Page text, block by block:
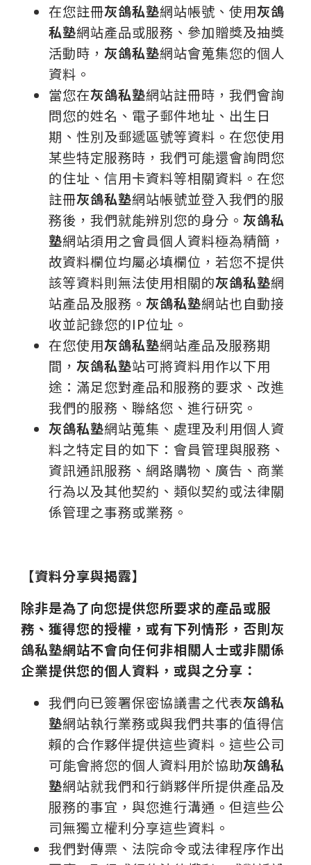
在您註冊灰鴿私塾網站帳號、使用灰鴿
私塾網站產品或服務、參加贈獎及抽獎
活動時， 灰鴿私塾網站會蒐集您的個人
資料。
當您在灰鴿私塾網站註冊時，我們會詢
問您的姓名、電子郵件地址、出生日
期、性別及郵遞區號等資料。在您使用
某些特定服務時，我們可能還會詢問您
的住址、信用卡資料等相關資料。在您
註冊灰鴿私塾網站帳號並登入我們的服
務後，我們就能辨別您的身分。 灰鴿私
塾網站須用之會員個人資料極為精簡，
故資料欄位均屬必填欄位，若您不提供
該等資料則無法使用相關的灰鴿私塾網
站產品及服務。 灰鴿私塾網站也自動接
收並記錄您的IP位址。
在您使用灰鴿私塾網站產品及服務期
間， 灰鴿私塾站可將資料用作以下用
途：滿足您對產品和服務的要求、改進
我們的服務、聯絡您、進行研究。
灰鴿私塾網站蒐集、處理及利用個人資
料之特定目的如下：會員管理與服務、
資訊通訊服務、網路購物、廣告、商業
行為以及其他契約、類似契約或法律關
係管理之事務或業務。
【資料分享與揭露】
除非是為了向您提供您所要求的產品或服
務、獲得您的授權，或有下列情形，否則灰
鴿私塾網站不會向任何非相關人士或非關係
企業提供您的個人資料，或與之分享：
我們向已簽署保密協議書之代表灰鴿私
塾網站執行業務或與我們共事的值得信
賴的合作夥伴提供這些資料。這些公司
可能會將您的個人資料用於協助灰鴿私
塾網站就我們和行銷夥伴所提供產品及
服務的事宜，與您進行溝通。但這些公
司無獨立權利分享這些資料。
我們對傳票、法院命令或法律程序作出